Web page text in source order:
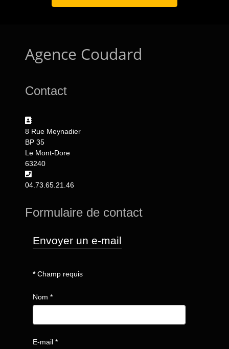
Agence Coudard
Contact
Adresse:
8 Rue Meynadier
BP 35
Le Mont-Dore
63240
Téléphone:
04.73.65.21.46
Formulaire de contact
Envoyer un e-mail
*Champ requis
Nom *
E-mail *